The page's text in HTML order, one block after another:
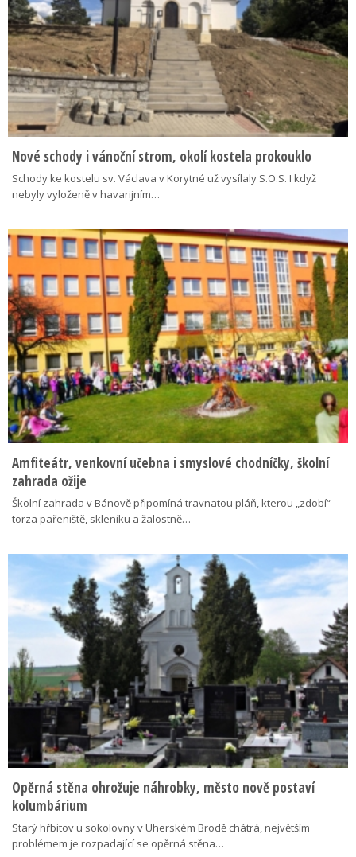
Nové schody i vánoční strom, okolí kostela prokouklo
Schody ke kostelu sv. Václava v Korytné už vysílaly S.O.S. I když
nebyly vyloženě v havarijním…
Amfiteátr, venkovní učebna i smyslové chodníčky, školní
zahrada ožije
Školní zahrada v Bánově připomíná travnatou pláň, kterou „zdobí“
torza pařeniště, skleníku a žalostně…
Opěrná stěna ohrožuje náhrobky, město nově postaví
kolumbárium
Starý hřbitov u sokolovny v Uherském Brodě chátrá, největším
problémem je rozpadající se opěrná stěna…